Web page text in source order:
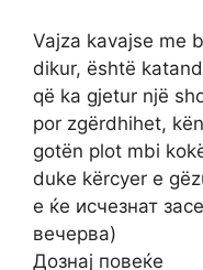
Vajza kavajse me
dikur, është
që ka gjetur një
por zgërdhihet,
gotën plot mbi
duke kërcyer e
е ќе исчезнат
вечерва)
Дознај повеќе